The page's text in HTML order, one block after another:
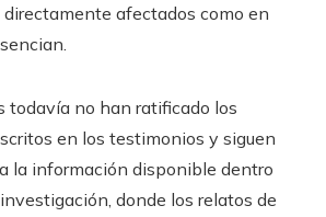
afectados como en
todavía no han ratificado los
en los testimonios y siguen
la información disponible dentro
donde los relatos de